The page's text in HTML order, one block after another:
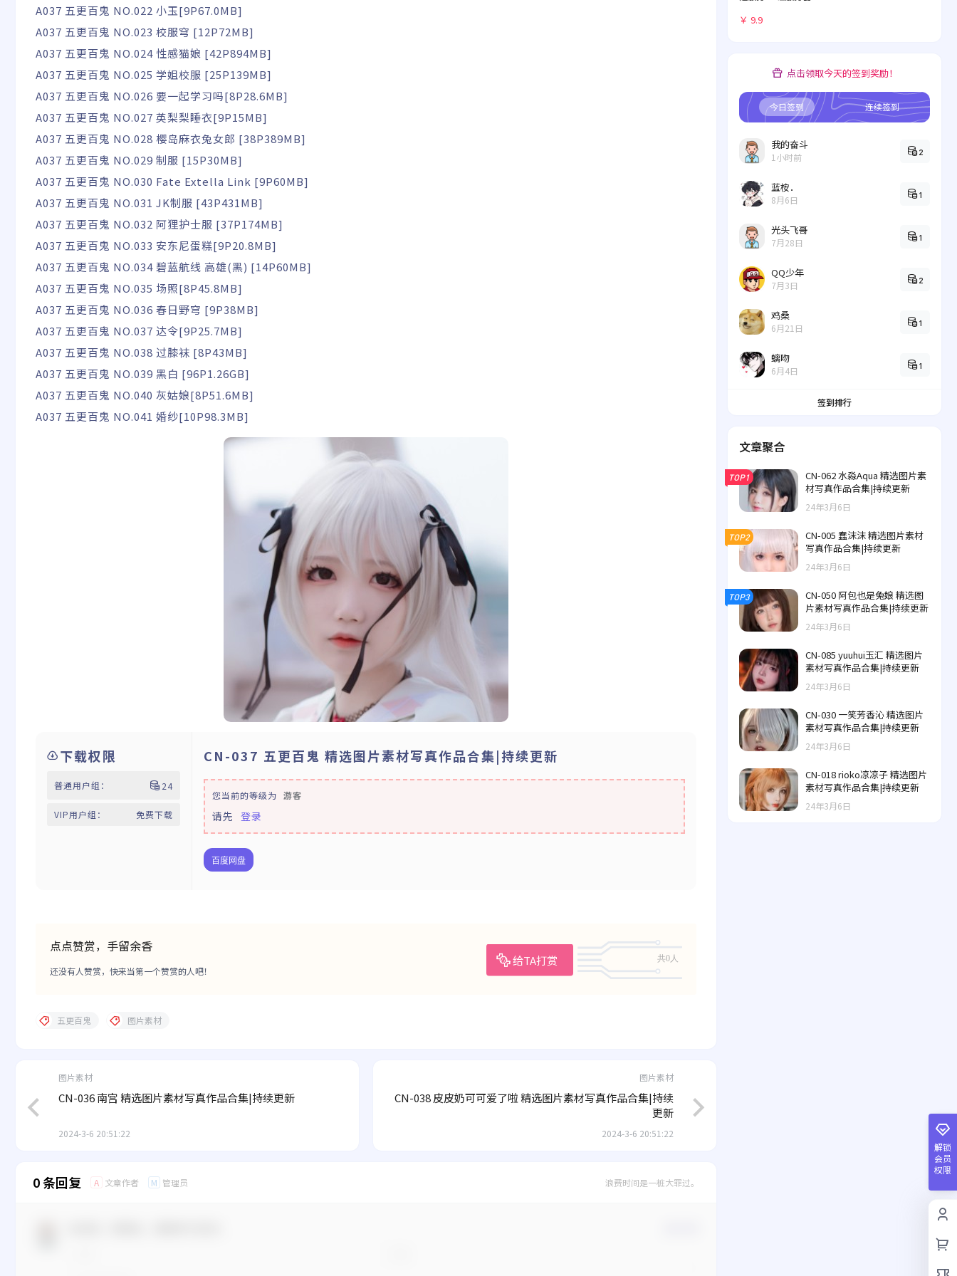
A037 五更百鬼 NO.022 小玉[9P67.0MB]
A037 五更百鬼 NO.023 校服穹 [12P72MB]
A037 五更百鬼 NO.024 性感猫娘 [42P894MB]
A037 五更百鬼 NO.025 学姐校服 [25P139MB]
A037 五更百鬼 NO.026 要一起学习吗[8P28.6MB]
A037 五更百鬼 NO.027 英梨梨睡衣[9P15MB]
A037 五更百鬼 NO.028 樱岛麻衣兔女郎 [38P389MB]
A037 五更百鬼 NO.029 制服 [15P30MB]
A037 五更百鬼 NO.030 Fate Extella Link [9P60MB]
A037 五更百鬼 NO.031 JK制服 [43P431MB]
A037 五更百鬼 NO.032 阿狸护士服 [37P174MB]
A037 五更百鬼 NO.033 安东尼蛋糕[9P20.8MB]
A037 五更百鬼 NO.034 碧蓝航线 高雄(黑) [14P60MB]
A037 五更百鬼 NO.035 场照[8P45.8MB]
A037 五更百鬼 NO.036 春日野穹 [9P38MB]
A037 五更百鬼 NO.037 达令[9P25.7MB]
A037 五更百鬼 NO.038 过膝袜 [8P43MB]
A037 五更百鬼 NO.039 黑白 [96P1.26GB]
A037 五更百鬼 NO.040 灰姑娘[8P51.6MB]
A037 五更百鬼 NO.041 婚纱[10P98.3MB]
下载权限
普通用户组： 24
VIP用户组： 免费下载
CN-037 五更百鬼 精选图片素材写真作品合集|持续更新
您当前的等级为 游客
请先 登录
百度网盘
点点赞赏，手留余香
给TA打赏 共0人
还没有人赞赏，快来当第一个赞赏的人吧！
五更百鬼 图片素材
图片素材
CN-036 南宫 精选图片素材写真作品合集|持续更新
2024-3-6 20:51:22
图片素材
CN-038 皮皮奶可可爱了啦 精选图片素材写真作品合集|持续
更新
2024-3-6 20:51:22
0 条回复 A 文章作者 M 管理员 浪费时间是一桩大罪过。
￥ 9.9
点击领取今天的签到奖励！
今日签到 连续签到
我的奋斗
1小时前 2
蓝桉．
8月6日 1
光头飞哥
7月28日 1
QQ少年
7月3日 2
鸡桑
6月21日 1
螭吻
6月4日 1
签到排行
文章聚合
TOP1
CN-062 水淼Aqua 精选图片素
材写真作品合集|持续更新
24年3月6日
TOP2
CN-005 蠢沫沫 精选图片素材
写真作品合集|持续更新
24年3月6日
TOP3
CN-050 阿包也是兔娘 精选图
片素材写真作品合集|持续更新
24年3月6日
CN-085 yuuhui玉汇 精选图片
素材写真作品合集|持续更新
24年3月6日
CN-030 一笑芳香沁 精选图片
素材写真作品合集|持续更新
24年3月6日
CN-018 rioko凉凉子 精选图片
素材写真作品合集|持续更新
24年3月6日
解锁
会员
权限